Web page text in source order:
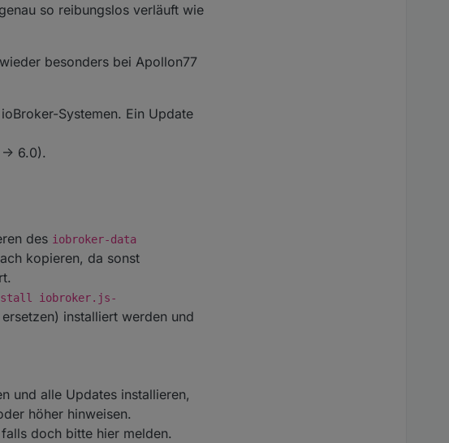
so reibungslos verläuft wie
besonders bei Apollon77
Systemen. Ein Update
> 6.0).
des iobroker-data
kopieren, da sonst
iobroker.js-
installiert werden und
und alle Updates installieren,
höher hinweisen.
doch bitte hier melden.